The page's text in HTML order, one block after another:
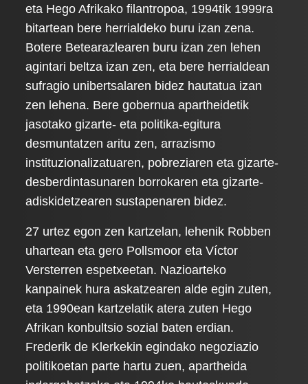
eta Hego Afrikako filantropoa, 1994tik 1999ra
bitartean bere herrialdeko buru izan zena.
Botere Betearazlearen buru izan zen lehen
agintari beltza izan zen, eta bere herrialdean
sufragio unibertsalaren bidez hautatua izan
zen lehena. Bere gobernua apartheidetik
jasotako gizarte- eta politika-egitura
desmuntatzen aritu zen, arrazismo
instituzionalizatuaren, pobreziaren eta gizarte-
desberdintasunaren borrokaren eta gizarte-
adiskidetzearen sustapenaren bidez.
27 urtez egon zen kartzelan, lehenik Robben
uhartean eta gero Pollsmoor eta Víctor
Versterren espetxeetan. Nazioarteko
kanpainek hura askatzearen alde egin zuten,
eta 1990ean kartzelatik atera zuten Hego
Afrikan konbultsio sozial baten erdian.
Frederik de Klerkekin egindako negoziazio
politikoetan parte hartu zuen, apartheida